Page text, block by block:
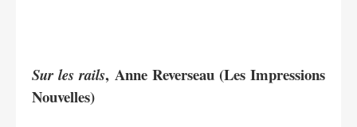
Sur les rails, Anne Reverseau (Les Impressions
Nouvelles)